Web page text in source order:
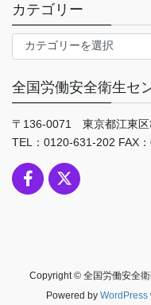
カテゴリー
テ
リ
ー
全国労働安全衛生セ
〒136-0071 東京都江東区
TEL：0120-631-202 FAX
Copyright © 全国労働安全
Powered by WordPress